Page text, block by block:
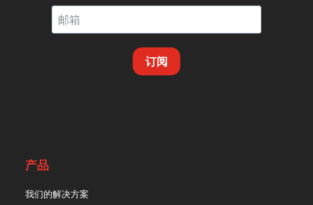
订阅
产品
我们的解决方案